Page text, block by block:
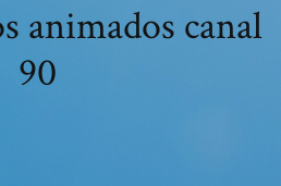
animados canal
90